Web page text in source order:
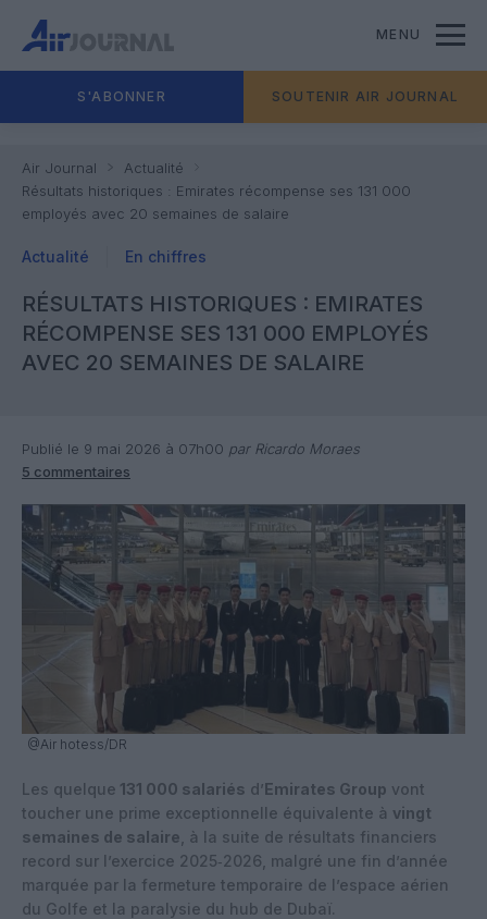
MENU
S'ABONNER SOUTENIR AIR JOURNAL
Air Journal
Actualité
Résultats historiques : Emirates récompense ses 131 000
employés avec 20 semaines de salaire
Actualité En chiffres
RÉSULTATS HISTORIQUES : EMIRATES
RÉCOMPENSE SES 131 000 EMPLOYÉS
AVEC 20 SEMAINES DE SALAIRE
Publié le 9 mai 2026 à 07h00 par Ricardo Moraes
5 commentaires
@Air hotess/DR
Les quelque 131 000 salariés d’Emirates Group vont
toucher une prime exceptionnelle équivalente à vingt
semaines de salaire , à la suite de résultats financiers
record sur l’exercice 2025‑2026, malgré une fin d’année
marquée par la fermeture temporaire de l’espace aérien
du Golfe et la paralysie du hub de Dubaï.